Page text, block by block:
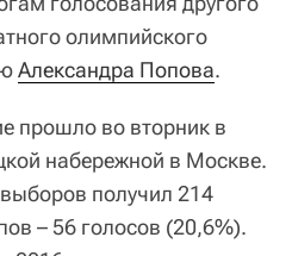
олимпийского
Александра Попова.
прошло во вторник в
набережной в Москве.
получил 214
– 56 голосов (20,6%).